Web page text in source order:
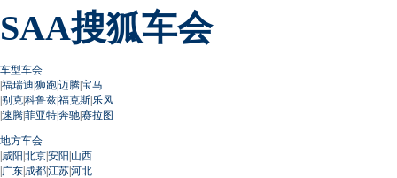
SAA搜狐车会
车型车会
|福瑞迪|狮跑|迈腾|宝马
|别克|科鲁兹|福克斯|乐风
|速腾|菲亚特|奔驰|赛拉图
地方车会
|咸阳|北京|安阳|山西
|广东|成都|江苏|河北